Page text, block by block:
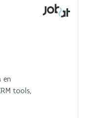
en
tools,